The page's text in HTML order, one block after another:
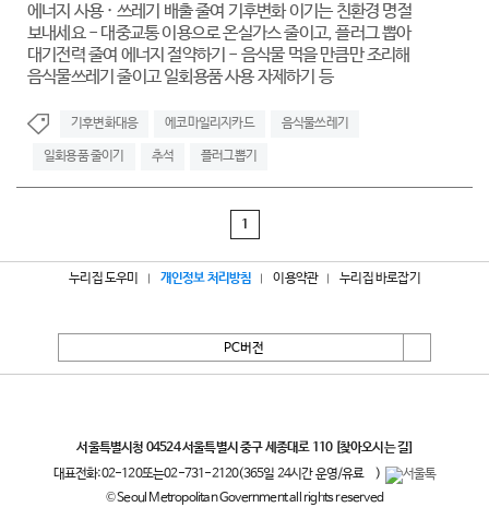
에너지 사용 · 쓰레기 배출 줄여 기후변화 이기는 친환경 명절
보내세요 - 대중교통 이용으로 온실가스 줄이고, 플러그 뽑아
대기전력 줄여 에너지 절약하기 - 음식물 먹을 만큼만 조리해
음식물쓰레기 줄이고 일회용품 사용 자제하기 등
기후변화대응 에코마일리지카드 음식물쓰레기
일회용품 줄이기 추석 플러그뽑기
1
누리집 도우미 개인정보 처리방침 이용약관 누리집 바로잡기
PC버전
서울특별시청 04524 서울특별시 중구 세종대로 110 [찾아오시는 길]
대표전화:02-120또는02-731-2120(365일 24시간 운영/유료
)
© Seoul Metropolitan Government all rights reserved